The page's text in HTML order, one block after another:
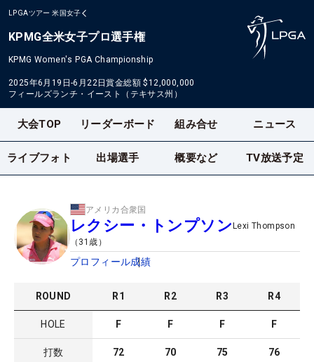
LPGAツアー 米国女子
KPMG全米女子プロ選手権
KPMG Women's PGA Championship
2025年6月19日-6月22日賞金総額 $12,000,000
フィールズランチ・イースト（テキサス州）
大会TOP リーダーボード 組み合せ ニュース
ライブフォト 出場選手 概要など TV放送予定
アメリカ合衆国
レクシー・トンプソン Lexi Thompson
（ 31 歳）
プロフィール成績
ROUND R1 R2 R3 R4
HOLE F F F F
打数 72 70 75 76